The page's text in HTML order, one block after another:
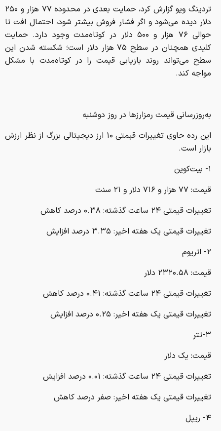
تردینگ ویو گزارش کرد، حمایت بعدی در محدوده ۷۷ هزار و ۲۵۰
دلار دیده می‌شود و اگر فشار فروش بیشتر شود، احتمال افت تا
حوالی ۷۶ هزار و ۵۰۰ دلار در کوتاه‌مدت وجود دارد. حمایت
کلیدی همچنان در سطح ۷۵ هزار دلار است؛ شکسته شدن این
سطح می‌تواند روند بازیابی قیمت را در کوتاه‌مدت با مشکل
مواجه کند.
به‌روزرسانی قیمت رمزارزها در روز دوشنبه
این رده حاوی تغییرات قیمتی ۱۰ ارز دیجیتالی بزرگ از نظر ارزش
بازار است.
۱- بیت‌کوین
قیمت: ۷۷ هزار و ۷۱۶ دلار و ۲۱ سنت
تغییرات قیمتی ۲۴ ساعت گذشته: ۰.۳۸ درصد کاهش
تغییرات قیمتی یک هفته اخیر: ۳.۳۵ درصد افزایش
۲- اتریوم
قیمت: ۲۳۲۰.۵۸ دلار
تغییرات قیمتی ۲۴ ساعت گذشته: ۰.۴۱ درصد کاهش
تغییرات قیمتی یک هفته اخیر: ۰.۲۵ درصد افزایش
۳-تتر
قیمت: یک دلار
تغییرات قیمتی ۲۴ ساعت گذشته: ۰.۰۱ درصد افزایش
تغییرات قیمتی یک هفته اخیر: صفر درصد کاهش
۴- ریپل